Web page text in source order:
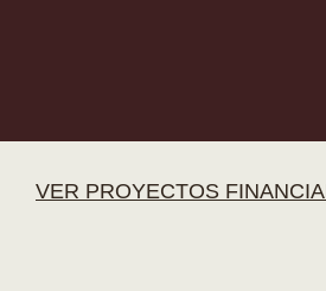
VER PROYECTOS